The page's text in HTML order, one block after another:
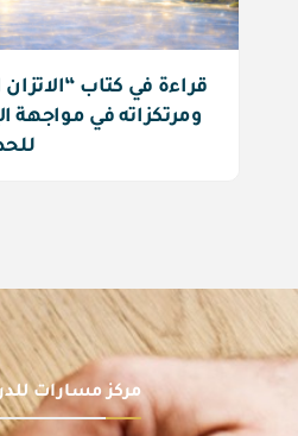
قراءة في كتاب
ومرتكزاته في مواجهة
مركز مسارات